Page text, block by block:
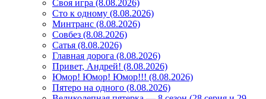
Своя игра (8.08.2026)
Сто к одному (8.08.2026)
Минтранс (8.08.2026)
Совбез (8.08.2026)
Сатья (8.08.2026)
Главная дорога (8.08.2026)
Привет, Андрей! (8.08.2026)
Юмор! Юмор! Юмор!!! (8.08.2026)
Пятеро на одного (8.08.2026)